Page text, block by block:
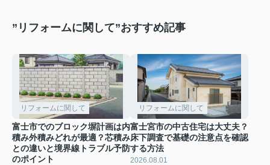
”リフォームに関して”おすすめ記事
リフォームに関して
富士市でのブロック塀計画は内
積み外積みどれが最適？芯積み
との違いと境界線トラブル予防
のポイント
リフォームに関して
富士宮市の中古住宅は大丈夫？
床下調査で基礎の注意点を確認
する方法
2026.08.01